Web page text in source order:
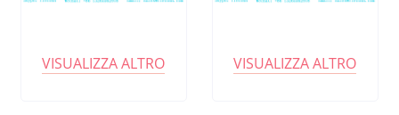
VISUALIZZA ALTRO VISUALIZZA ALTRO